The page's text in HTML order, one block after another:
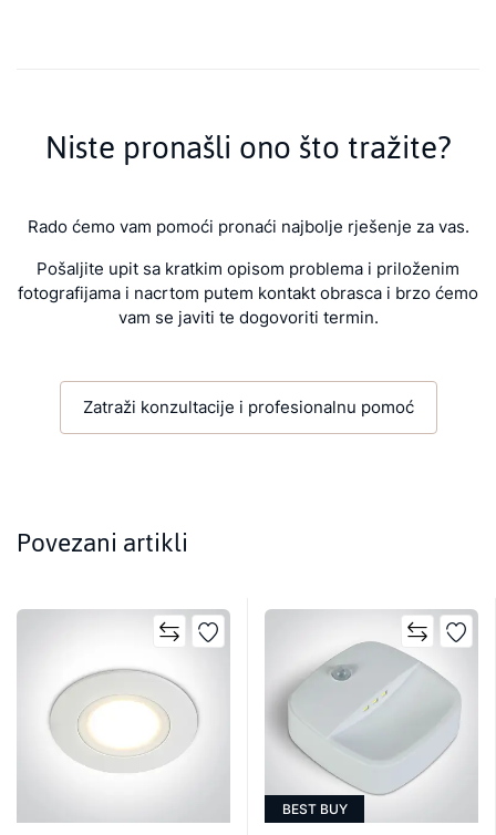
Niste pronašli ono što tražite?
Rado ćemo vam pomoći pronaći najbolje rješenje za vas.
Pošaljite upit sa kratkim opisom problema i priloženim
fotografijama i nacrtom putem kontakt obrasca i brzo ćemo
vam se javiti te dogovoriti termin.
Zatraži konzultacije i profesionalnu pomoć
Povezani artikli
BEST BUY